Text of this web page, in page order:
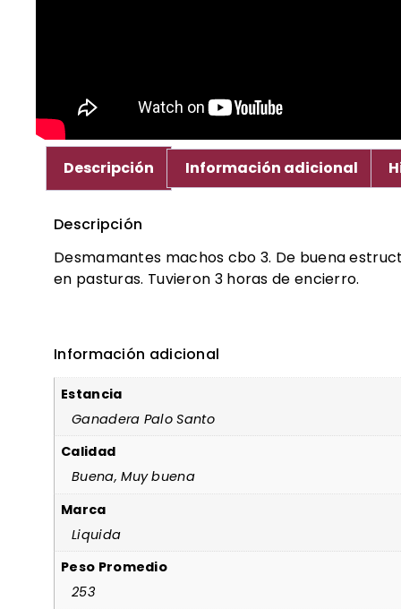
Descripción Información adicional
Descripción
Desmamantes machos cbo 3. De buena
en pasturas. Tuvieron 3 horas de encierro.
Información adicional
Estancia
Ganadera Palo Santo
Calidad
Buena, Muy buena
Marca
Liquida
Peso Promedio
253